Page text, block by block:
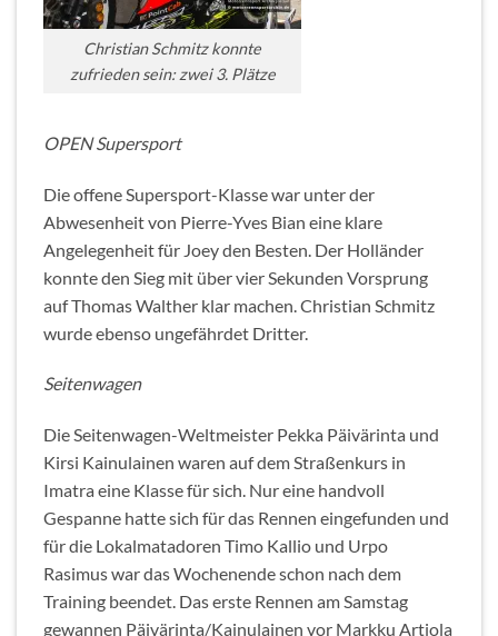
Christian Schmitz konnte
zufrieden sein: zwei 3. Plätze
OPEN Supersport
Die offene Supersport-Klasse war unter der
Abwesenheit von Pierre-Yves Bian eine klare
Angelegenheit für Joey den Besten. Der Holländer
konnte den Sieg mit über vier Sekunden Vorsprung
auf Thomas Walther klar machen. Christian Schmitz
wurde ebenso ungefährdet Dritter.
Seitenwagen
Die Seitenwagen-Weltmeister Pekka Päivärinta und
Kirsi Kainulainen waren auf dem Straßenkurs in
Imatra eine Klasse für sich. Nur eine handvoll
Gespanne hatte sich für das Rennen eingefunden und
für die Lokalmatadoren Timo Kallio und Urpo
Rasimus war das Wochenende schon nach dem
Training beendet. Das erste Rennen am Samstag
gewannen Päivärinta/Kainulainen vor Markku Artiola